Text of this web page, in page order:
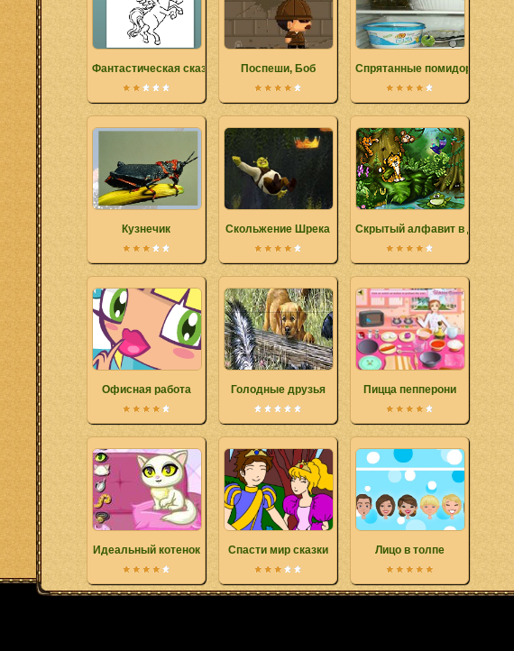
Фантастическая сказка Поспеши, Боб Спрятанные помидоры
Кузнечик Скольжение Шрека Скрытый алфавит в джунглях
Офисная работа Голодные друзья Пицца пепперони
Идеальный котенок Спасти мир сказки Лицо в толпе